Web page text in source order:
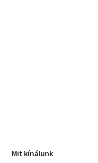
Mit kínálunk